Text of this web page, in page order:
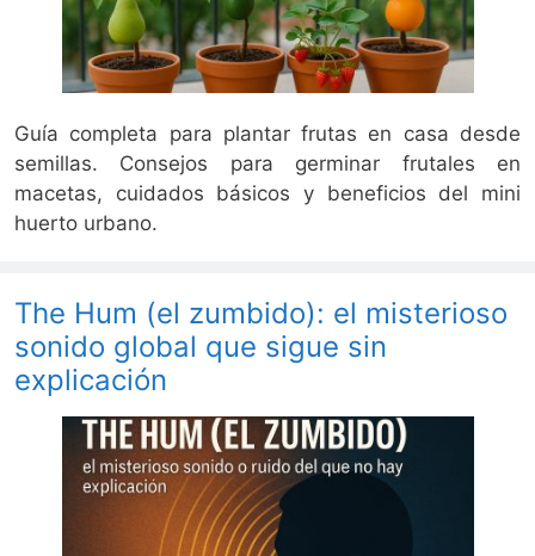
Guía completa para plantar frutas en casa desde
semillas. Consejos para germinar frutales en
macetas, cuidados básicos y beneficios del mini
huerto urbano.
The Hum (el zumbido): el misterioso
sonido global que sigue sin
explicación